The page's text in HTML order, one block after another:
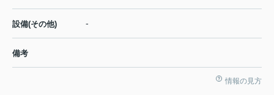
設備(その他) -
備考
情報の見方